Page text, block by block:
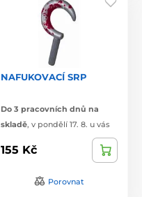
NAFUKOVACÍ SRP
Do 3 pracovních dnů na
skladě, v pondělí 17. 8. u vás
155 Kč
Porovnat